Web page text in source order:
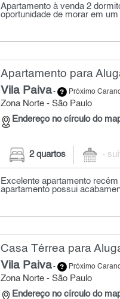
Apartamento à venda 2
oportunidade de morar em
Apartamento para
Vila Paiva- Próximo
Zona Norte - São Paulo
Endereço no círculo do
2 quartos -
Excelente apartamento
apartamento possui
Casa Térrea para
Vila Paiva- Próximo
Zona Norte - São Paulo
Endereço no círculo do